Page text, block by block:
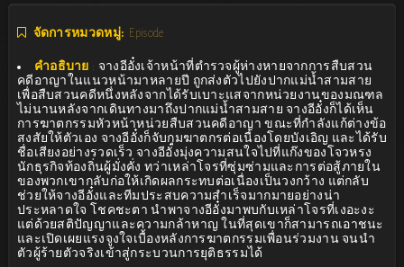
จัดการหมวดหมู่: Episode
คำอธิบาย : จางอีอั๋งเจ้าหน้าที่ตำรวจผู้ห่างหายจากการสืบสวน
คดีอาญาในแนวหน้ามาหลายปี ถูกส่งตัวไปยังปากแม่น้ำสามสาย
เพื่อสืบสวนคดีหนึ่งหลังจากได้รับเบาะแสจากหน่วยงานของมณฑล
ไม่นานหลังจากเดินทางมาถึงปากแม่น้ำสามสาย จางอีอั๋งก็ได้เห็น
การฆาตกรรมหัวหน้าหน่วยสืบสวนคดีอาญา ขณะที่กำลังแก้ต่างข้อ
สงสัยให้ตัวเอง จางอีอั๋งก็จับกุมฆาตกรต่อเนื่องโดยบังเอิญ และได้รับ
ชื่อเสียงอย่างรวดเร็ว จางอีอั๋งมุ่งความสนใจไปที่แก๊งของโจวหรง
นักธุรกิจท้องถิ่นผู้มั่งคั่ง ทว่าเหล่าโจรที่ซุ่มซ่ามและการต่อสู้ภายใน
ของพวกเขากลับก่อให้เกิดผลกระทบต่อเนื่องเป็นวงกว้าง แต่กลับ
ช่วยให้จางอีอั๋งและทีมประสบความสำเร็จมากมายอย่างน่า
ประหลาดใจ โชคชะตา นำพาจางอีอั๋งมาพบกับเหล่าโจรที่เงอะงะ
แต่ด้วยสติปัญญาและความกล้าหาญ ในที่สุดเขาก็สามารถเอาชนะ
และเปิดเผยแรงจูงใจเบื้องหลังการฆาตกรรมเพื่อนร่วมงาน จนนำ
ตัวผู้ร้ายตัวจริงเข้าสู่กระบวนการยุติธรรมได้